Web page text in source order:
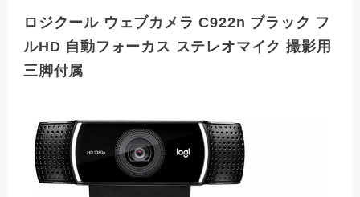
ロジクール ウェブカメラ C922n ブラック フ
ルHD 自動フォーカス ステレオマイク 撮影用
三脚付属